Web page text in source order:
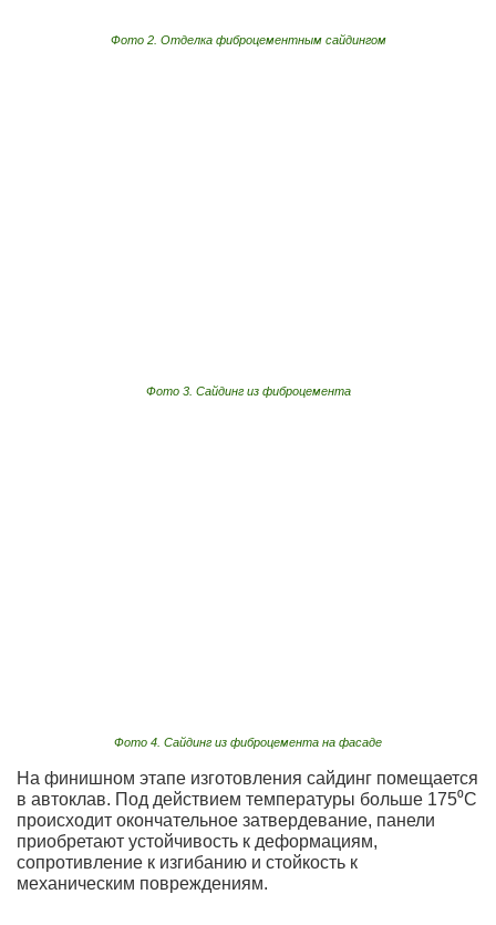
Фото 2. Отделка фиброцементным сайдингом
Фото 3. Сайдинг из фиброцемента
Фото 4. Сайдинг из фиброцемента на фасаде
На финишном этапе изготовления сайдинг помещается
в автоклав. Под действием температуры больше 175⁰С
происходит окончательное затвердевание, панели
приобретают устойчивость к деформациям,
сопротивление к изгибанию и стойкость к
механическим повреждениям.